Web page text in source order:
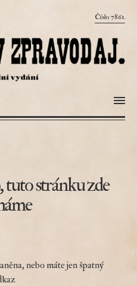
Číslo 7861.
tuto stránku zde
nebo máte jen špatný